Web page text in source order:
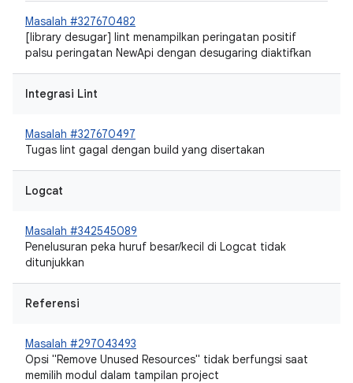
Masalah #327670482
[library desugar] lint menampilkan peringatan positif
palsu peringatan NewApi dengan desugaring diaktifkan
Integrasi Lint
Masalah #327670497
Tugas lint gagal dengan build yang disertakan
Logcat
Masalah #342545089
Penelusuran peka huruf besar/kecil di Logcat tidak
ditunjukkan
Referensi
Masalah #297043493
Opsi "Remove Unused Resources" tidak berfungsi saat
memilih modul dalam tampilan project